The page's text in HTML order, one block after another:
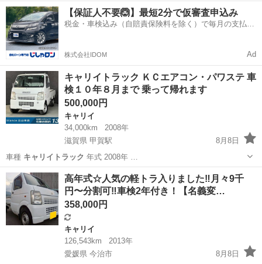
ス
ワ
【保証人不要🙆】最短2分で仮審査申込み
税金・車検込み（自賠責保険料を除く）で毎月の支払額
株式会社IDOM Ad
キャリイトラック ＫＣエアコン・パワステ 車
検１０年８月まで 乗って帰れます
500,000円
キャリイ
34,000km
2008年
滋賀県 甲賀駅
8月8日
車種 キャリイトラック
滋賀 甲賀市 甲賀駅 キャリイ キャリイトラック
高年式☆人気の軽トラ入りました‼️月々9千
円〜分割可‼️車検2年付き！【名義変…
358,000円
キャリイ
126,543km
2013年
愛媛県 今治市
8月8日